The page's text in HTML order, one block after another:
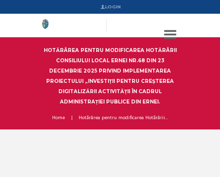
LOGIN
HOTĂRÂREA PENTRU MODIFICAREA HOTĂRÂRII
CONSILIULUI LOCAL ERNEI NR.68 DIN 23
DECEMBRIE 2025 PRIVIND IMPLEMENTAREA
PROIECTULUI „INVESTIȚII PENTRU CREȘTEREA
DIGITALIZĂRII ACTIVITĂȚII ÎN CADRUL
ADMINISTRAȚIEI PUBLICE DIN ERNEI.
Home Hotărârea pentru modificarea Hotărârii...